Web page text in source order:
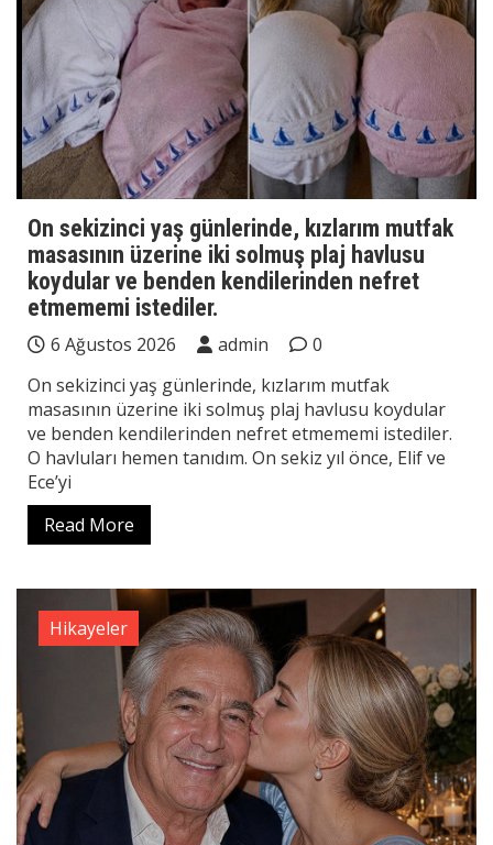
On sekizinci yaş günlerinde, kızlarım mutfak
masasının üzerine iki solmuş plaj havlusu
koydular ve benden kendilerinden nefret
etmememi istediler.
6 Ağustos 2026 admin
0
On sekizinci yaş günlerinde, kızlarım mutfak
masasının üzerine iki solmuş plaj havlusu koydular
ve benden kendilerinden nefret etmememi istediler.
O havluları hemen tanıdım. On sekiz yıl önce, Elif ve
Ece’yi
Read More
Hikayeler